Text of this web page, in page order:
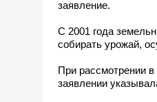
заявление.
С 2001 года
собирать урожай,
При рассмотрении
заявлении